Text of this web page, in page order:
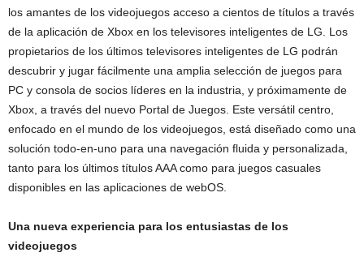
los amantes de los videojuegos acceso a cientos de títulos a través
de la aplicación de Xbox en los televisores inteligentes de LG. Los
propietarios de los últimos televisores inteligentes de LG podrán
descubrir y jugar fácilmente una amplia selección de juegos para
PC y consola de socios líderes en la industria, y próximamente de
Xbox, a través del nuevo Portal de Juegos. Este versátil centro,
enfocado en el mundo de los videojuegos, está diseñado como una
solución todo-en-uno para una navegación fluida y personalizada,
tanto para los últimos títulos AAA como para juegos casuales
disponibles en las aplicaciones de webOS.
Una nueva experiencia para los entusiastas de los
videojuegos